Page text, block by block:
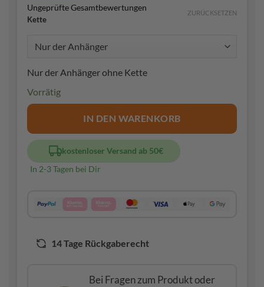
Bewertet
mit 5
5, basierend
3
Kundenbewertungen
Ungeprüfte Gesamtbewertungen
Kette
ZURÜCKSETZEN
Nur der Anhänger ohne Kette
Vorrätig
IN DEN WARENKORB
kostenloser Versand ab 50€
In 2-3 Tagen bei Dir
14 Tage Rückgaberecht
Bei Fragen zum Produkt oder